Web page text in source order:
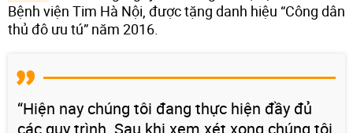
Bệnh viện Tim Hà Nội, được tặng danh hiệu “Công dân
thủ đô ưu tú” năm 2016.
“Hiện nay chúng tôi đang thực hiện đầy đủ
các quy trình. Sau khi xem xét xong chúng tôi